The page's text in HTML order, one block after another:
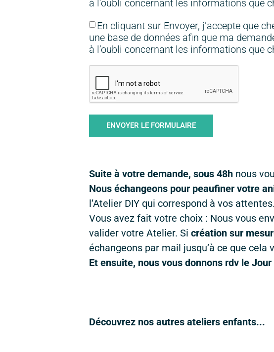
à l’oubli concernant les informations que
En cliquant sur Envoyer, j’accepte que
une base de données afin que ma
à l’oubli concernant les informations que
ENVOYER LE FORMULAIRE
Suite à votre demande, sous 48h nous
Nous échangeons pour peaufiner votre
l’Atelier DIY qui correspond à vos attentes.
Vous avez fait votre choix : Nous vous
valider votre Atelier. Si création sur
échangeons par mail jusqu’à ce que cela
Et ensuite, nous vous donnons rdv le
Découvrez nos autres ateliers enfants...